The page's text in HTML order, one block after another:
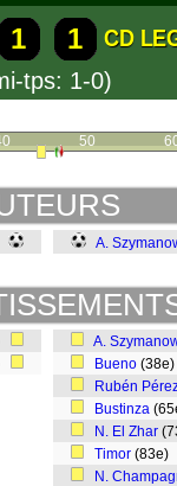
1 1
CD
tps: 1-0)
50
A.
A.
Bueno
Rubén
Bustinza
N. El Zhar
Timor (83e)
N.